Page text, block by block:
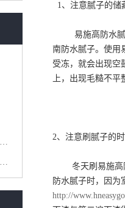
1、注意腻子的储
易施高防水腻子
南防水腻子。使用
受冻，就会出现空
上，出现毛糙不
2、注意刷腻子的时
冬天刷易施高防
防水腻子时，因为
http://